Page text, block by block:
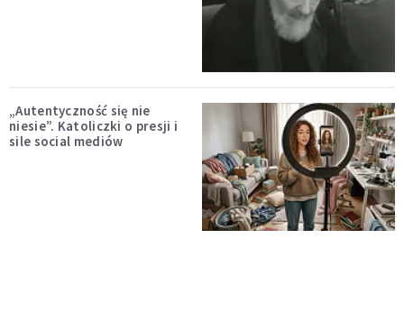
„Autentyczność się nie
niesie”. Katoliczki o presji i
sile social mediów